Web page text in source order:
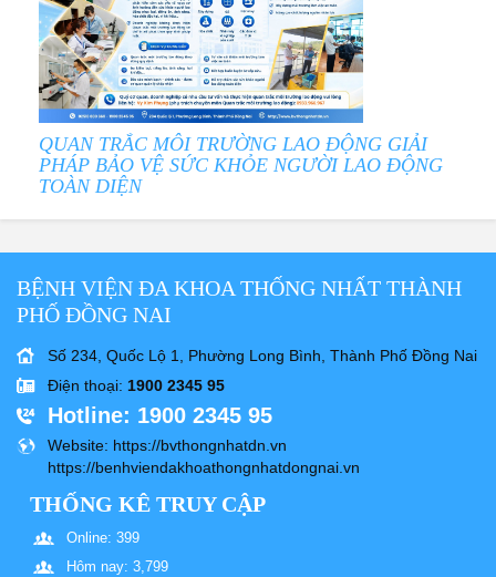
QUAN TRẮC MÔI TRƯỜNG LAO ĐỘNG GIẢI
PHÁP BẢO VỆ SỨC KHỎE NGƯỜI LAO ĐỘNG
TOÀN DIỆN
BỆNH VIỆN ĐA KHOA THỐNG NHẤT THÀNH
PHỐ ĐỒNG NAI
Số 234, Quốc Lộ 1, Phường Long Bình, Thành Phố Đồng Nai
Điện thoại: 1900 2345 95
Hotline: 1900 2345 95
Website: https://bvthongnhatdn.vn
https://benhviendakhoathongnhatdongnai.vn
THỐNG KÊ TRUY CẬP
Online: 399
Hôm nay: 3,799